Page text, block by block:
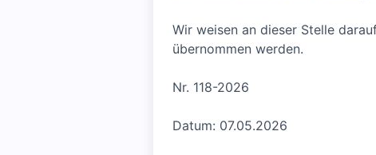
Wir weisen an dieser Stelle
übernommen werden.
Nr. 118-2026
Datum: 07.05.2026